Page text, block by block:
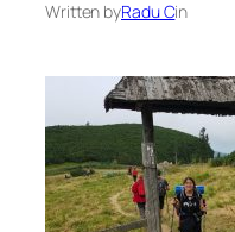
Written byRadu Cin